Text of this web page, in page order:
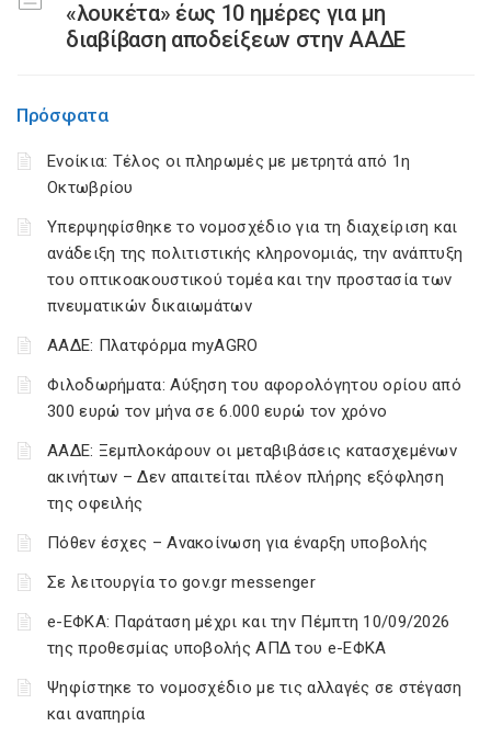
«λουκέτα» έως 10 ημέρες για μη
διαβίβαση αποδείξεων στην ΑΑΔΕ
Πρόσφατα
Ενοίκια: Τέλος οι πληρωμές με μετρητά από 1η
Οκτωβρίου
Υπερψηφίσθηκε το νομοσχέδιο για τη διαχείριση και
ανάδειξη της πολιτιστικής κληρονομιάς, την ανάπτυξη
του οπτικοακουστικού τομέα και την προστασία των
πνευματικών δικαιωμάτων
ΑΑΔΕ: Πλατφόρμα myAGRO
Φιλοδωρήματα: Αύξηση του αφορολόγητου ορίου από
300 ευρώ τον μήνα σε 6.000 ευρώ τον χρόνο
ΑΑΔΕ: Ξεμπλοκάρουν οι μεταβιβάσεις κατασχεμένων
ακινήτων – Δεν απαιτείται πλέον πλήρης εξόφληση
της οφειλής
Πόθεν έσχες – Ανακοίνωση για έναρξη υποβολής
Σε λειτουργία το gov.gr messenger
e-ΕΦΚΑ: Παράταση μέχρι και την Πέμπτη 10/09/2026
της προθεσμίας υποβολής ΑΠΔ του e-ΕΦΚΑ
Ψηφίστηκε το νομοσχέδιο με τις αλλαγές σε στέγαση
και αναπηρία